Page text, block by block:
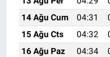
14 Ağu Cum
04:31
15 Ağu Cts
04:32
16 Ağu Paz
04:34